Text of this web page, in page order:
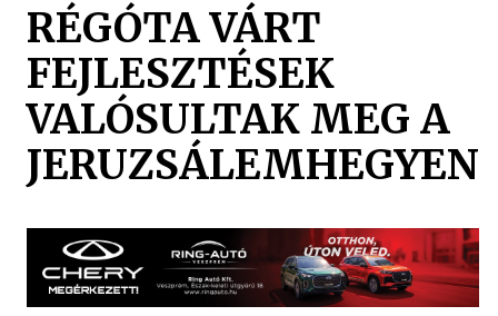
RÉGÓTA VÁRT
FEJLESZTÉSEK
VALÓSULTAK MEG A
JERUZSÁLEMHEGYEN